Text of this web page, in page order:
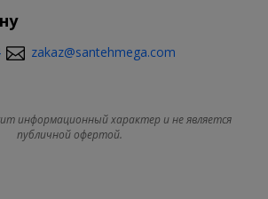
zakaz@santehmega.com
информационный характер и не является
публичной офертой.